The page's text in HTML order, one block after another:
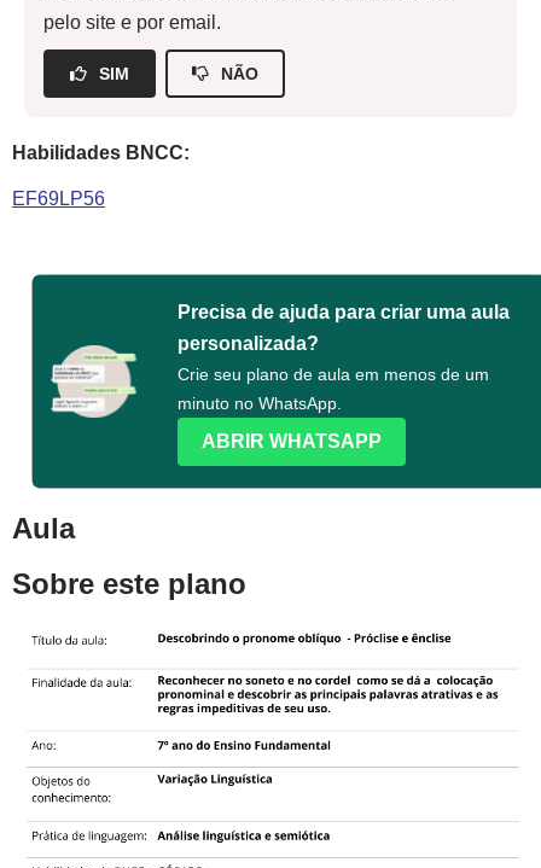
pelo site e por email.
SIM NÃO
Habilidades BNCC:
EF69LP56
Precisa de ajuda para criar uma aula
personalizada?
Crie seu plano de aula em menos de um
minuto no WhatsApp.
ABRIR WHATSAPP
Aula
Sobre este plano